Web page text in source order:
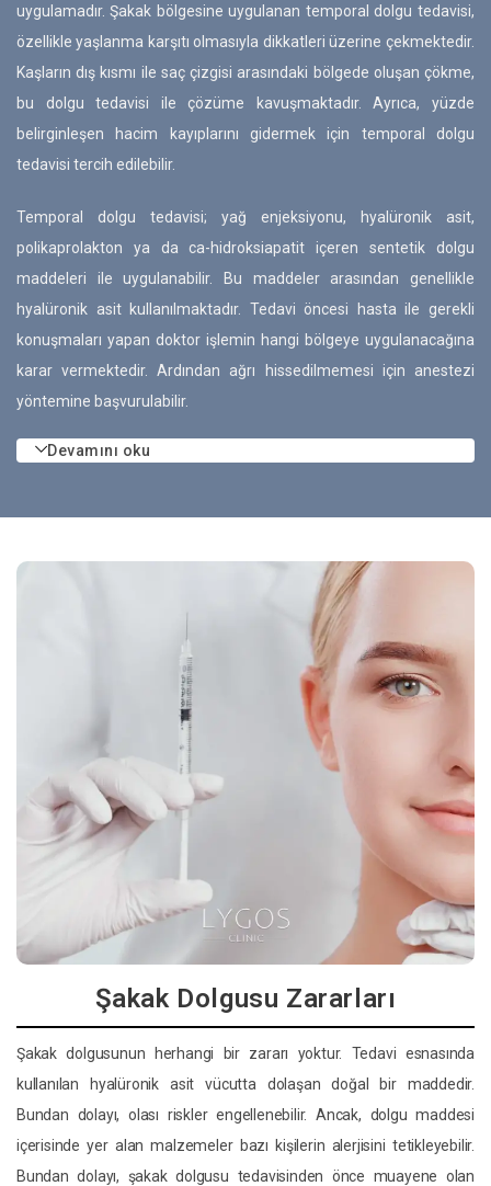
uygulamadır. Şakak bölgesine uygulanan temporal dolgu tedavisi,
özellikle yaşlanma karşıtı olmasıyla dikkatleri üzerine çekmektedir.
Kaşların dış kısmı ile saç çizgisi arasındaki bölgede oluşan çökme,
bu dolgu tedavisi ile çözüme kavuşmaktadır. Ayrıca, yüzde
belirginleşen hacim kayıplarını gidermek için temporal dolgu
tedavisi tercih edilebilir.
Temporal dolgu tedavisi; yağ enjeksiyonu, hyalüronik asit,
polikaprolakton ya da ca-hidroksiapatit içeren sentetik dolgu
maddeleri ile uygulanabilir. Bu maddeler arasından genellikle
hyalüronik asit kullanılmaktadır. Tedavi öncesi hasta ile gerekli
konuşmaları yapan doktor işlemin hangi bölgeye uygulanacağına
karar vermektedir. Ardından ağrı hissedilmemesi için anestezi
yöntemine başvurulabilir.
Devamını oku
Şakak Dolgusu Zararları
Şakak dolgusunun herhangi bir zararı yoktur. Tedavi esnasında
kullanılan hyalüronik asit vücutta dolaşan doğal bir maddedir.
Bundan dolayı, olası riskler engellenebilir. Ancak, dolgu maddesi
içerisinde yer alan malzemeler bazı kişilerin alerjisini tetikleyebilir.
Bundan dolayı, şakak dolgusu tedavisinden önce muayene olan